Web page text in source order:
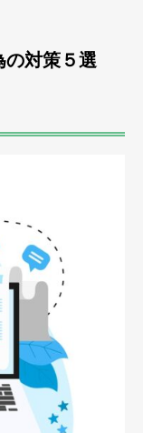
の対策５選